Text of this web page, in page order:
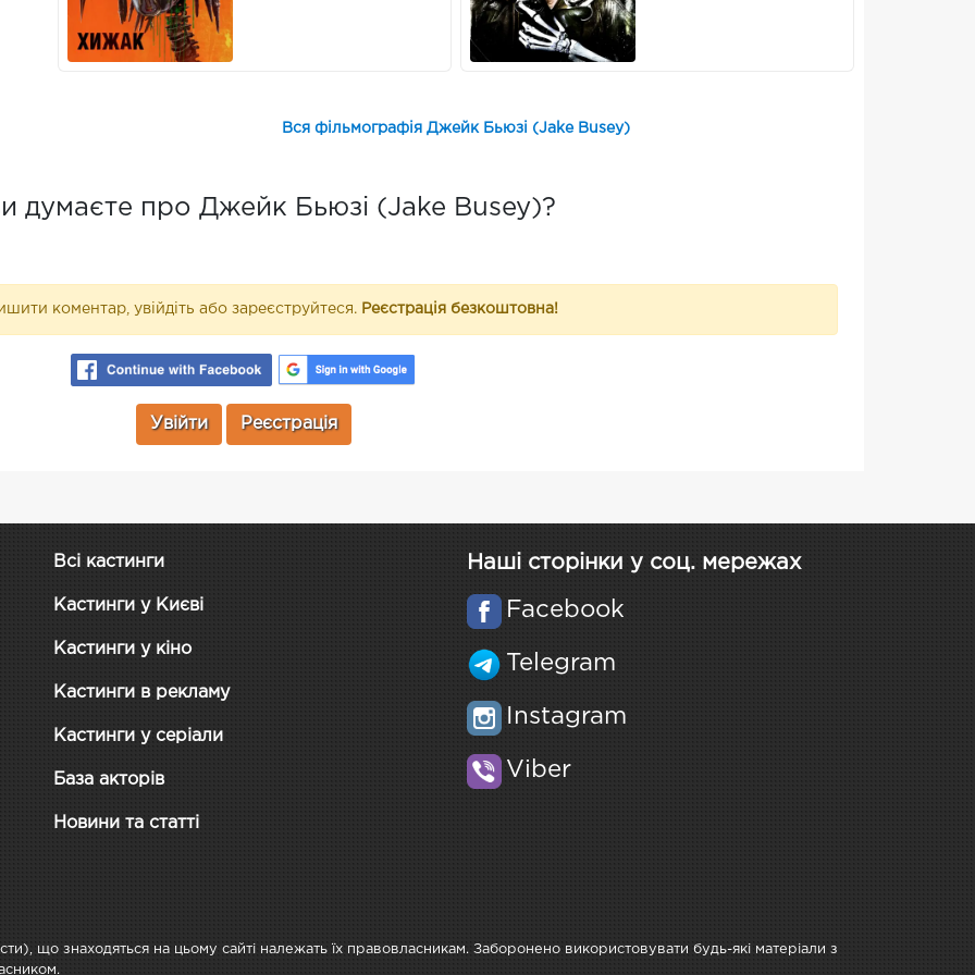
Вся фільмографія Джейк Бьюзі (Jake Busey)
думаєте про Джейк Бьюзі (Jake Busey)?
коментар, увійдіть або зареєструйтеся. Реєстрація безкоштовна!
Увійти Реєстрація
Всі кастинги
Кастинги у Києві
Кастинги у кіно
Кастинги в рекламу
Кастинги у серіали
База акторів
Новини та статті
Наші сторінки у соц. мережах
Facebook
Telegram
Instagram
Viber
що знаходяться на цьому сайті належать їх правовласникам. Заборонено використовувати будь-які матеріали з